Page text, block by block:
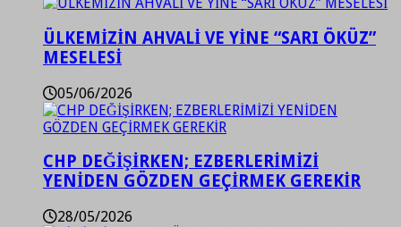
ÜLKEMİZİN AHVALİ VE YİNE “SARI ÖKÜZ”
MESELESİ
05/06/2026
CHP DEĞİŞİRKEN; EZBERLERİMİZİ
YENİDEN GÖZDEN GEÇİRMEK GEREKİR
28/05/2026